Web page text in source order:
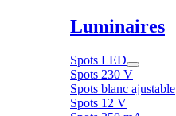
Luminaires
Spots LED
Spots 230 V
Spots blanc ajustable
Spots 12 V